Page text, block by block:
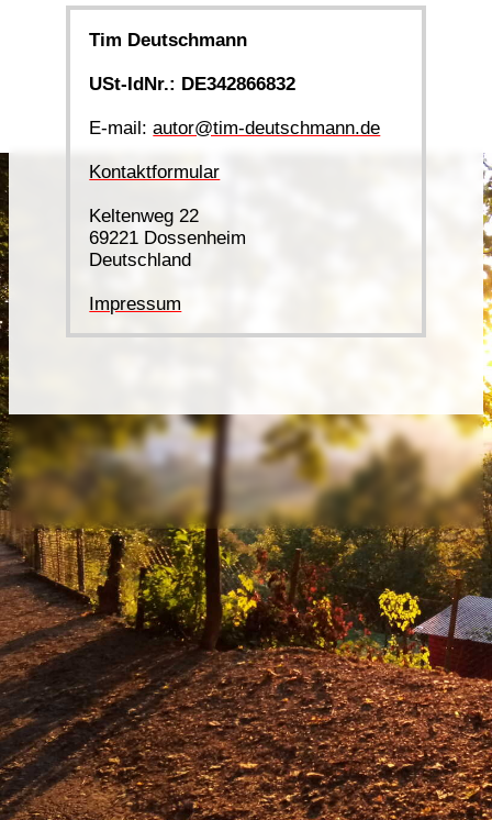
Tim Deutschmann
USt-IdNr.: DE342866832
E-mail:autor@tim-deutschmann.de
Kontaktformular
Keltenweg 22
69221 Dossenheim
Deutschland
Impressum